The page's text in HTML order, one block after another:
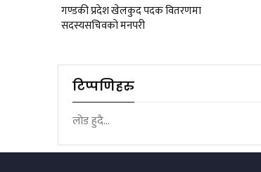
गण्डकी प्रदेश खेलकुद पदक वितरणमा
सदस्यसचिवकाे मनपरी
टिप्पणिहरु
लोड हुदै...